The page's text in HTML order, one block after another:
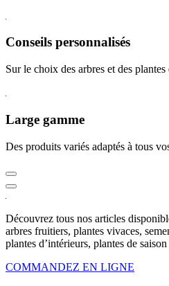
Conseils personnalisés
Sur le choix des arbres et des
Large gamme
Des produits variés adaptés à tous
Découvrez tous nos articles
arbres fruitiers, plantes vivaces,
plantes d’intérieurs, plantes de saison
COMMANDEZ EN LIGNE